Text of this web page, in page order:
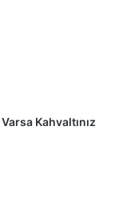
Kahvaltınız